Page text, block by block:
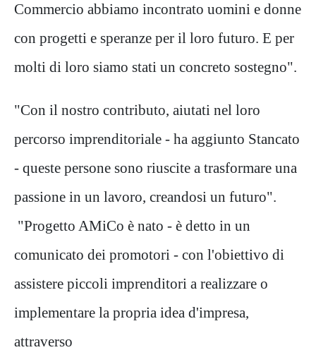
Commercio abbiamo incontrato uomini e donne
con progetti e speranze per il loro futuro. E per
molti di loro siamo stati un concreto sostegno".
"Con il nostro contributo, aiutati nel loro
percorso imprenditoriale - ha aggiunto Stancato
- queste persone sono riuscite a trasformare una
passione in un lavoro, creandosi un futuro".
"Progetto AMiCo è nato - è detto in un
comunicato dei promotori - con l'obiettivo di
assistere piccoli imprenditori a realizzare o
implementare la propria idea d'impresa,
attraverso